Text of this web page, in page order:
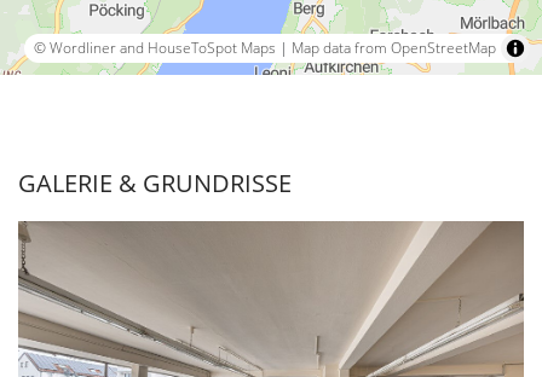
© Wordliner and HouseToSpot Maps | Map data from OpenStreetMap
GALERIE & GRUNDRISSE